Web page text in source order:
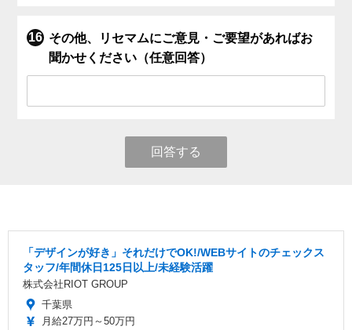
その他、リセマムにご意見・ご要望があればお
聞かせください（任意回答）
回答する
「デザインが好き」それだけでOK!/WEBサイトのチェックス
タッフ/年間休日125日以上/未経験活躍
株式会社RIOT GROUP
千葉県
月給27万円～50万円